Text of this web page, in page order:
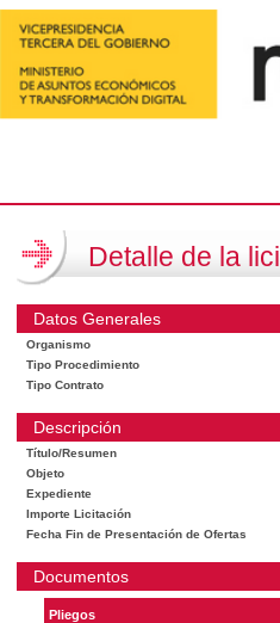
Detalle de la
Datos Generales
Organismo
Tipo Procedimiento
Tipo Contrato
Descripción
Título/Resumen
Objeto
Expediente
Importe Licitación
Fecha Fin de Presentación de Ofertas
Documentos
Pliegos